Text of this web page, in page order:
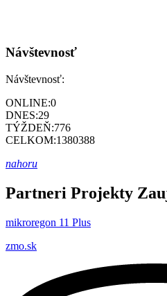
Návštevnosť
Návštevnosť:
ONLINE:0
DNES:29
TÝŽDEŇ:776
CELKOM:1380388
nahoru
Partneri Projekty
mikroregon 11 Plus
zmo.sk